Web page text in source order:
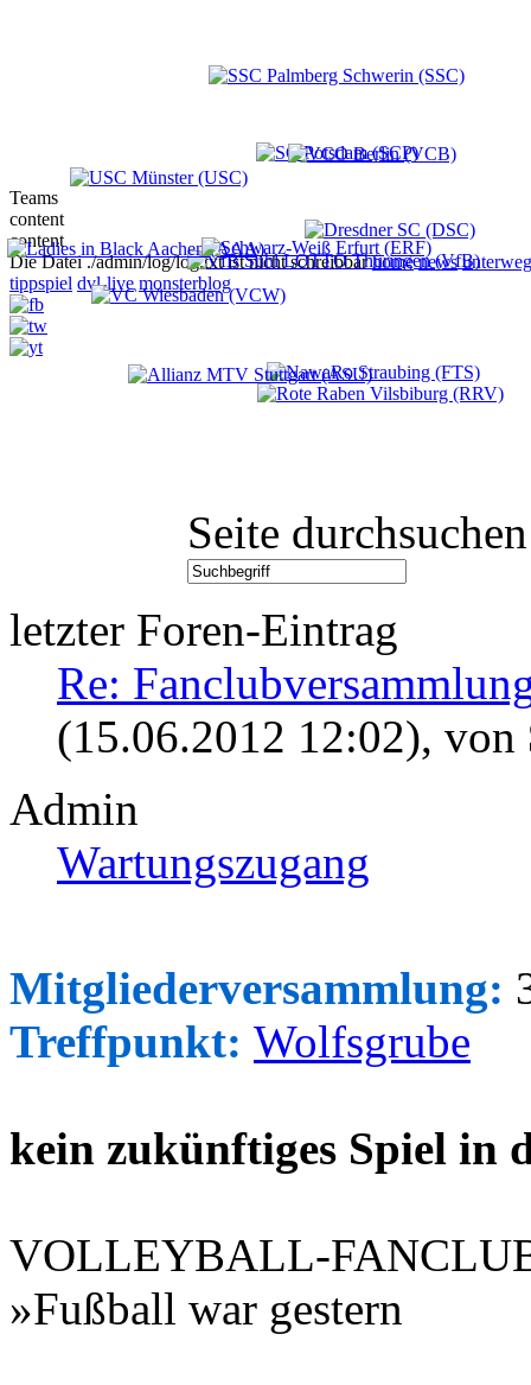
Teams
content
content
Die Datei ./admin/log/log.txt ist nicht schreibbarhome news
tippspiel dvl-live monsterblog
Seite durchsuchen
letzter Foren-Eintrag
Re:
(15.06.2012 12:02), von
Admin
Wartungszugang
Mitgliederversammlung:
Treffpunkt: Wolfsgrube
kein zukünftiges Spiel in
VOLLEYBALL-
»Fußball war gestern